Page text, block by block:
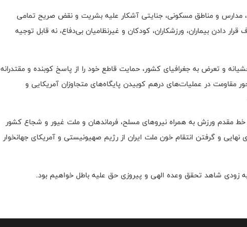
مدارس و مناطق مسکونی، جنایتی آشکار علیه بشریت و نقض صریح تمامی
دادن بیماران، ورزشکاران، کودکان و غیرنظامیان بی‌دفاع، نه قابل توجیه
و تعرض به جغرافیای کشور، حمایت قاطع خود را از پاسخ کوبنده و مقتدرانه
مقاومت در عملیات‌های درهم کوبیدن پایگاه‌های متجاوزان آمریکایی و
خط مقدم ورزش به همراه نیروهای مسلح، فرماندهان و ملت غیور و شجاع کشور
نهایی و گرفتن انتقام خون ملت ایران از رژیم صهیونیستی و آمریکای جهانخوار
زودی شاهد تحقق وعده الهی و پیروزی حق علیه باطل خواهیم بود.